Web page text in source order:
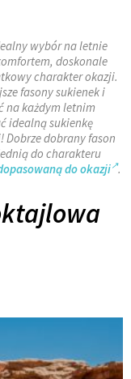
wybór na letnie
doskonale
charakter okazji.
fasony sukienek i
na każdym letnim
idealną sukienkę
dobrany fason
do charakteru
do okazji .